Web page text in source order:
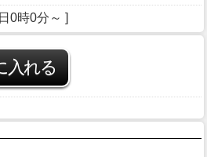
0時0分 ～ ]